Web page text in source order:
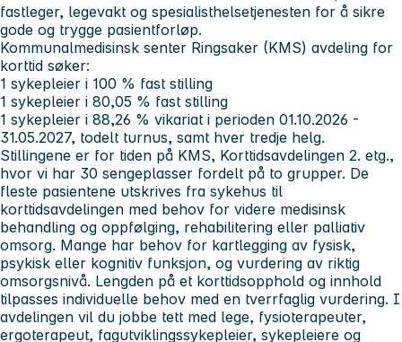
fastleger, legevakt og spesialisthelsetjenesten for å sikre
gode og trygge pasientforløp.
Kommunalmedisinsk senter Ringsaker (KMS) avdeling for
korttid søker:
1 sykepleier i 100 % fast stilling
1 sykepleier i 80,05 % fast stilling
1 sykepleier i 88,26 % vikariat i perioden 01.10.2026 -
31.05.2027, todelt turnus, samt hver tredje helg.
Stillingene er for tiden på KMS, Korttidsavdelingen 2. etg.,
hvor vi har 30 sengeplasser fordelt på to grupper. De
fleste pasientene utskrives fra sykehus til
korttidsavdelingen med behov for videre medisinsk
behandling og oppfølging, rehabilitering eller palliativ
omsorg. Mange har behov for kartlegging av fysisk,
psykisk eller kognitiv funksjon, og vurdering av riktig
omsorgsnivå. Lengden på et korttidsopphold og innhold
tilpasses individuelle behov med en tverrfaglig vurdering. I
avdelingen vil du jobbe tett med lege, fysioterapeuter,
ergoterapeut, fagutviklingssykepleier, sykepleiere og